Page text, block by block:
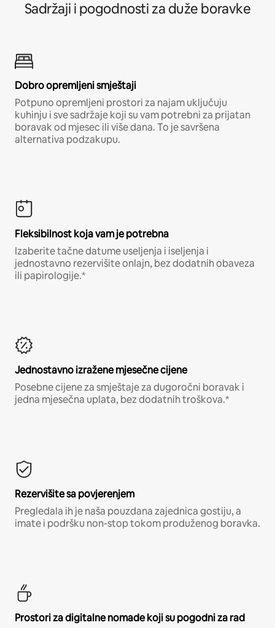
Sadržaji i pogodnosti za duže boravke
Dobro opremljeni smještaji
Potpuno opremljeni prostori za najam uključuju
kuhinju i sve sadržaje koji su vam potrebni za prijatan
boravak od mjesec ili više dana. To je savršena
alternativa podzakupu.
Fleksibilnost koja vam je potrebna
Izaberite tačne datume useljenja i iseljenja i
jednostavno rezervišite onlajn, bez dodatnih obaveza
ili papirologije.*
Jednostavno izražene mjesečne cijene
Posebne cijene za smještaje za dugoročni boravak i
jedna mjesečna uplata, bez dodatnih troškova.*
Rezervišite sa povjerenjem
Pregledala ih je naša pouzdana zajednica gostiju, a
imate i podršku non-stop tokom produženog boravka.
Prostori za digitalne nomade koji su pogodni za rad